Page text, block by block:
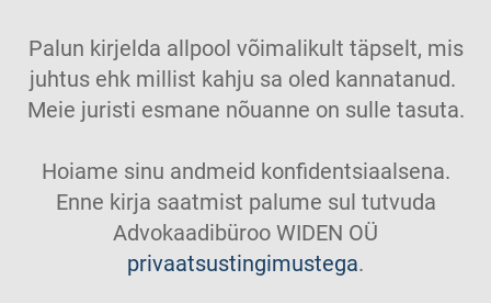
Palun kirjelda allpool võimalikult täpselt, mis
juhtus ehk millist kahju sa oled kannatanud.
Meie juristi esmane nõuanne on sulle tasuta.
Hoiame sinu andmeid konfidentsiaalsena.
Enne kirja saatmist palume sul tutvuda
Advokaadibüroo WIDEN OÜ
privaatsustingimustega.